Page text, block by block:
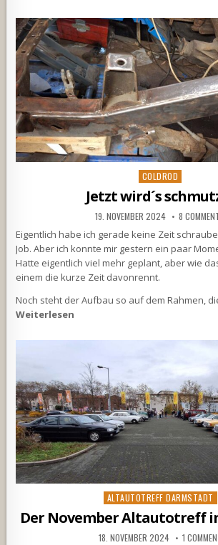
Posted
COLDROD
Jetzt wird´s
19. NOVEMBER 2024 8
Eigentlich habe ich gerade keine Zeit
Job. Aber ich konnte mir gestern ein paar
Hatte eigentlich viel mehr geplant, aber wie
einem die kurze Zeit davonrennt.
Noch steht der Aufbau so auf dem Rahmen,
Weiterlesen
Posted
ALTAUTOTREFF DARMSTADT
Der November Altautotreff
18. NOVEMBER 2024 1